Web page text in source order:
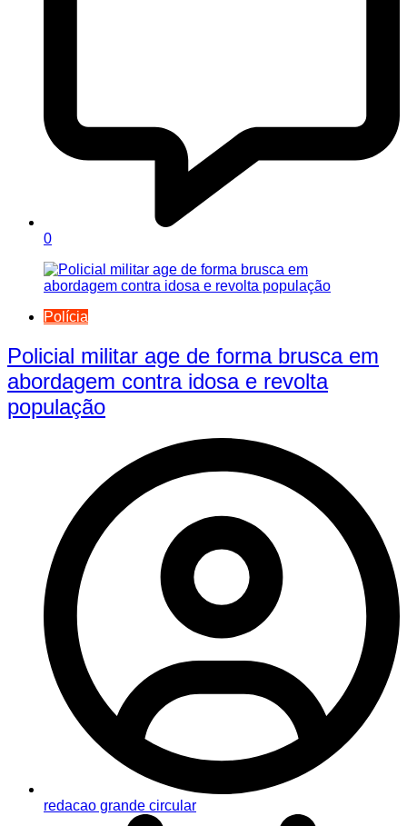
0
Polícia
Policial militar age de forma brusca em
abordagem contra idosa e revolta
população
redacao grande circular